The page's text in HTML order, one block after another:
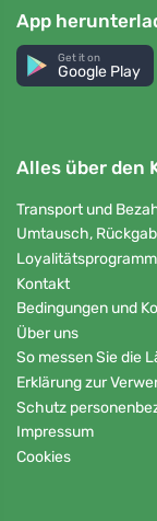
App
Get it on
Google Play
Alles über den
Transport und
Umtausch,
Kontakt
Bedingungen und
Über uns
So messen Sie die
Erklärung zur
Schutz
Impressum
Cookies